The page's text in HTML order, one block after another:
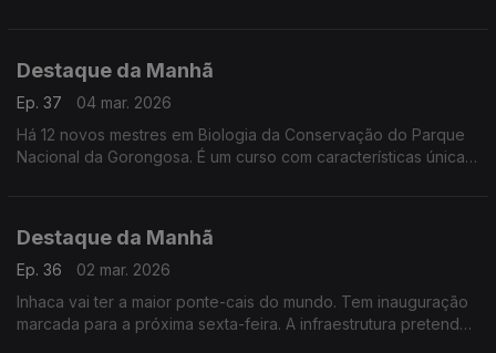
Destaque da Manhã
Ep. 37
04 mar. 2026
Há 12 novos mestres em Biologia da Conservação do Parque
Nacional da Gorongosa. É um curso com características únicas
Destaque da Manhã
Ep. 36
02 mar. 2026
Inhaca vai ter a maior ponte-cais do mundo. Tem inauguração
marcada para a próxima sexta-feira. A infraestrutura pretende